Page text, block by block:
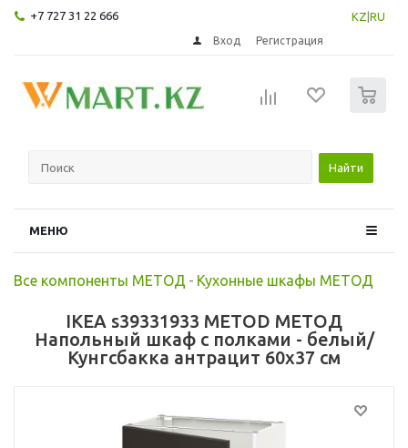
+7 727 31 22 666 KZ RU
Вход Регистрация
Найти
МЕНЮ
Все компоненты МЕТОД - Кухонные шкафы МЕТОД
IKEA s39331933 METOD МЕТОД
Напольный шкаф с полками - белый/
Кунгсбакка антрацит 60x37 см